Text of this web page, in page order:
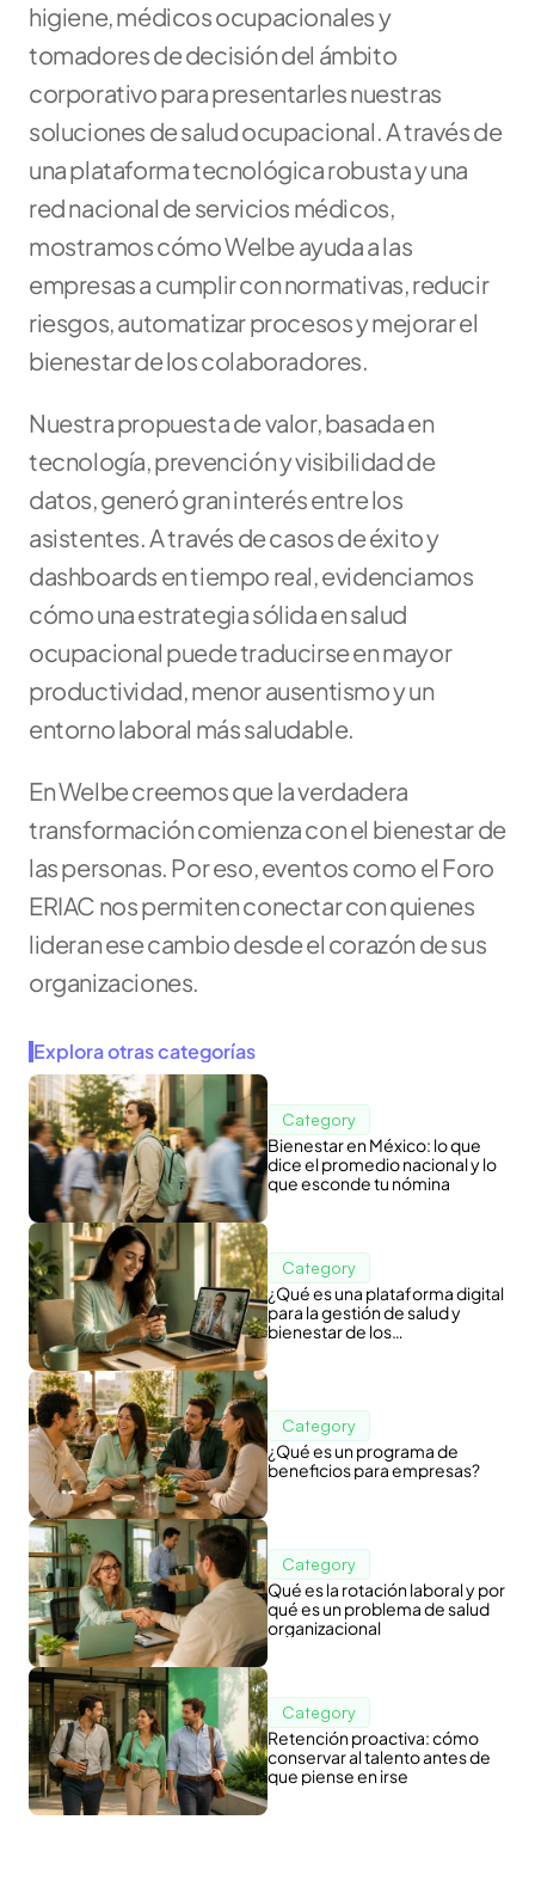
higiene, médicos ocupacionales y
tomadores de decisión del ámbito
corporativo para presentarles nuestras
soluciones de salud ocupacional. A través de
una plataforma tecnológica robusta y una
red nacional de servicios médicos,
mostramos cómo Welbe ayuda a las
empresas a cumplir con normativas, reducir
riesgos, automatizar procesos y mejorar el
bienestar de los colaboradores.
Nuestra propuesta de valor, basada en
tecnología, prevención y visibilidad de
datos, generó gran interés entre los
asistentes. A través de casos de éxito y
dashboards en tiempo real, evidenciamos
cómo una estrategia sólida en salud
ocupacional puede traducirse en mayor
productividad, menor ausentismo y un
entorno laboral más saludable.
En Welbe creemos que la verdadera
transformación comienza con el bienestar de
las personas. Por eso, eventos como el Foro
ERIAC nos permiten conectar con quienes
lideran ese cambio desde el corazón de sus
organizaciones.
Explora otras categorías
Category
Bienestar en México: lo que
dice el promedio nacional y lo
que esconde tu nómina
Category
¿Qué es una plataforma digital
para la gestión de salud y
bienestar de los
Category
¿Qué es un programa de
beneficios para empresas?
Category
Qué es la rotación laboral y por
qué es un problema de salud
organizacional
Category
Retención proactiva: cómo
conservar al talento antes de
que piense en irse